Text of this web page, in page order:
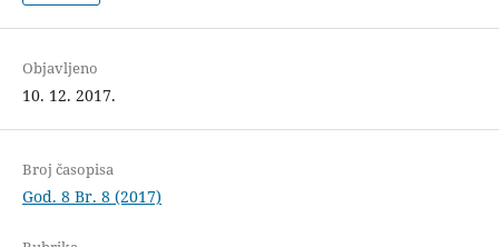
Objavljeno
10. 12. 2017.
Broj časopisa
God. 8 Br. 8 (2017)